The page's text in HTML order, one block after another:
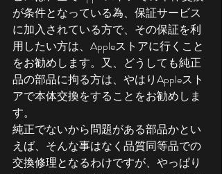
が条件となっている為、保証サービス
に加入されている方で、その保証を利
用したい方は、Appleストアに行くこと
をお勧めします。又、どうしても純正
品の部品に拘る方は、やはりAppleスト
アで本体交換をすることをお勧めしま
す。
純正でないから問題がある部品かとい
えば、そんな事はなく品質同等品での
交換修理となるわけですが、やっぱり